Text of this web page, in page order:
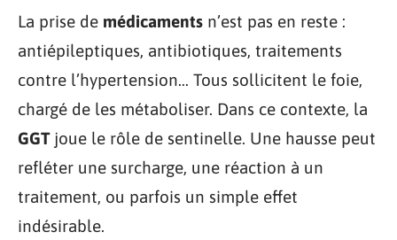
La prise de médicaments n’est pas en reste :
antiépileptiques, antibiotiques, traitements
contre l’hypertension… Tous sollicitent le foie,
chargé de les métaboliser. Dans ce contexte, la
GGTjoue le rôle de sentinelle. Une hausse peut
refléter une surcharge, une réaction à un
traitement, ou parfois un simple effet
indésirable.